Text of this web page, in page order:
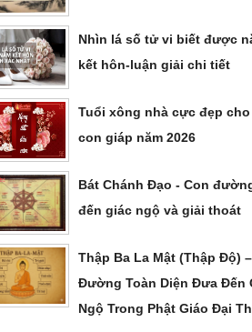
Nhìn lá số tử vi biết được
kết hôn-luận giải chi tiết
Tuổi xông nhà cực đẹp cho
con giáp năm 2026
Bát Chánh Đạo - Con
đến giác ngộ và giải thoát
Thập Ba La Mật (Thập Độ)
Đường Toàn Diện Đưa Đến
Ngộ Trong Phật Giáo Đại